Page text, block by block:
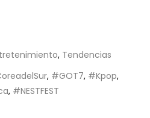
, Tendencias
, #GOT7, #Kpop,
, #NESTFEST